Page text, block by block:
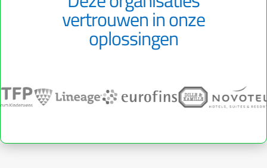
vertrouwen in onze
oplossingen